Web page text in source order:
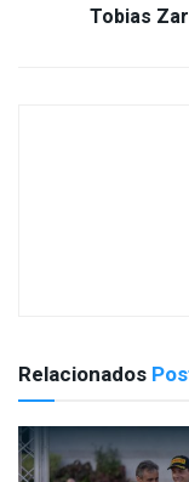
Tobias
Relacionados